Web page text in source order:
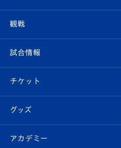
クラブ
試合情報
チケット
イベント
クラブ概要
エンブレム紹介
スタッフプロフィール
観戦
観戦ルール
はじめての観戦ガイド
Revive Team
試合情報
試合日程/結果
フォトギャラリー
チケット
チケット
グッズ
オンラインショップ
アカデミー